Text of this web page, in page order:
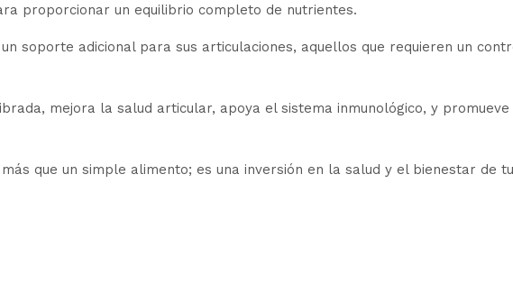
proporcionar un equilibrio completo de nutrientes.
soporte adicional para sus articulaciones, aquellos que requieren un
mejora la salud articular, apoya el sistema inmunológico, y promueve
más que un simple alimento; es una inversión en la salud y el bienestar de